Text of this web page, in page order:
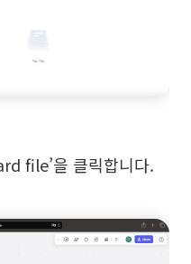
file’을 클릭합니다.